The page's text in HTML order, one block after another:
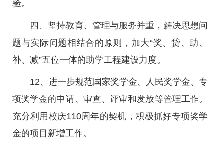
验。
四、坚持教育、管理与服务并重，解决思想问
题与实际问题相结合的原则，加大“奖、贷、助、
补、减”五位一体的助学工程建设力度。
12、进一步规范国家奖学金、人民奖学金、专
项奖学金的申请、审查、评审和发放等管理工作。
充分利用校庆110周年的契机，积极抓好专项奖学
金的项目新增工作。